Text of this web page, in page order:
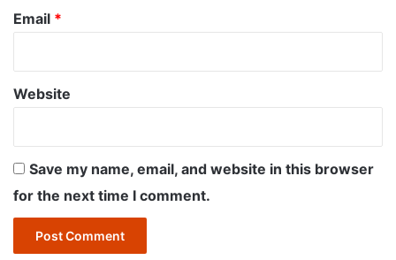
Email *
Website
Save my name, email, and website in this browser
for the next time I comment.